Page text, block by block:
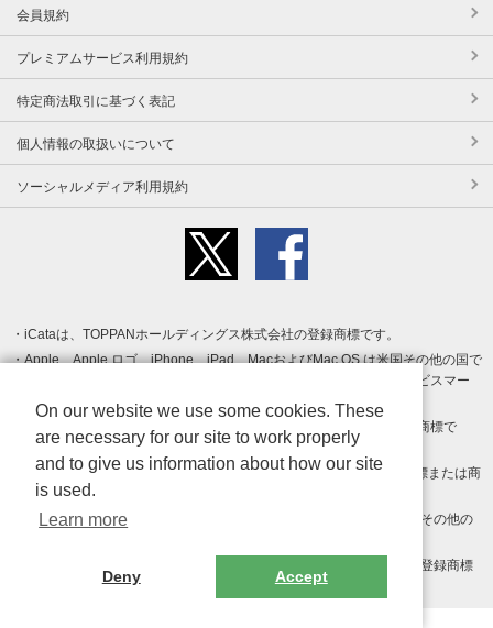
会員規約
プレミアムサービス利用規約
特定商法取引に基づく表記
個人情報の取扱いについて
ソーシャルメディア利用規約
iCataは、TOPPANホールディングス株式会社の登録商標です。
Apple、Apple ロゴ、iPhone、iPad、MacおよびMac OS は米国その他の国で
登録された Apple Inc. の商標です。App Store は Apple Inc. のサービスマー
クです。
Android、Google Play および Google Play ロゴ は Google LLC の商標で
す。
Windows は Microsoft Inc.の米国およびその他の国における登録商標または商
標です。
Adobe、Adobe Reader、Adobe PDF は、Adobe Inc.の米国およびその他の
その他、記載されている会社名、商品名、ロゴは各社の商標または登録商標
On our website we use some cookies. These
are necessary for our site to work properly
and to give us information about how our site
is used.
Learn more
Deny Accept